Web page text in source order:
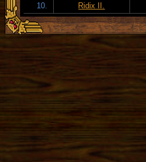
10.
Ridix II.